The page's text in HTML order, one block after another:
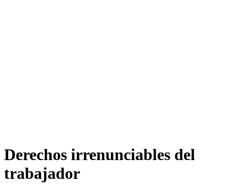
Derechos irrenunciables del
trabajador